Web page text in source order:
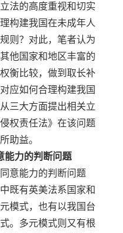
法的高度重视和切实
构建我国在未成年人
则？对此，笔者认为
他国家和地区丰富的
衡比较，做到取长补
应如何合理构建我国
三大方面提出相关立
权责任法》在该问题
助益。
能力的判断问题
意能力的判断问题
既有英美法系国家和
模式，也有以我国台
。多元模式则又有根